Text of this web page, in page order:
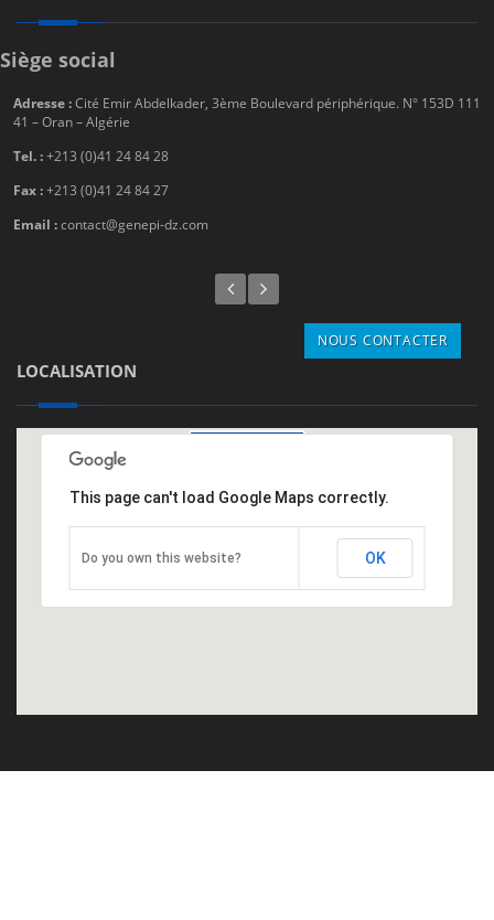
Siège social
Adresse :Cité Emir Abdelkader, 3ème Boulevard périphérique. N° 153D 111
41 – Oran – Algérie
Tel. :+213 (0)41 24 84 28
Fax :+213 (0)41 24 84 27
Email :contact@genepi-dz.com
NOUS CONTACTER
LOCALISATION
This page can't load Google Maps correctly.
Do you own this website? OK